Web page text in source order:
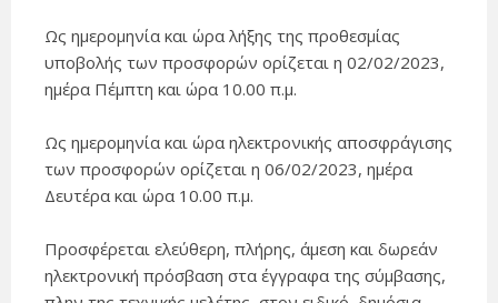
Ως ημερομηνία και ώρα λήξης της προθεσμίας
υποβολής των προσφορών ορίζεται η 02/02/2023,
ημέρα Πέμπτη και ώρα 10.00 π.μ.
Ως ημερομηνία και ώρα ηλεκτρονικής αποσφράγισης
των προσφορών ορίζεται η 06/02/2023, ημέρα
Δευτέρα και ώρα 10.00 π.μ.
Προσφέρεται ελεύθερη, πλήρης, άμεση και δωρεάν
ηλεκτρονική πρόσβαση στα έγγραφα της σύμβασης,